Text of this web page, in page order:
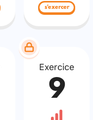
s'exercer
Exercice
9